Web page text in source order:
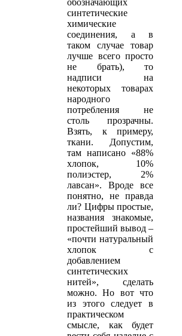
обозначающих
синтетические
химические
соединения, а в
таком случае товар
лучше всего просто
не брать), то
надписи на
некоторых товарах
народного
потребления не
столь прозрачны.
Взять, к примеру,
ткани. Допустим,
там написано «88%
хлопок, 10%
полиэстер, 2%
лавсан». Вроде все
понятно, не правда
ли? Цифры простые,
названия знакомые,
простейший вывод –
«почти натуральный
хлопок с
добавлением
синтетических
нитей», сделать
можно. Но вот что
из этого следует в
практическом
смысле, как будет